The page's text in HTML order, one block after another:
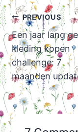
Post
navigation
PREVIOUS
Een jaar lang
kleding kopen
challenge: 7
maanden